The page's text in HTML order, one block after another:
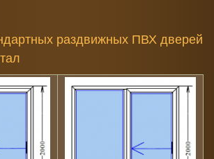
раздвижных ПВХ дверей